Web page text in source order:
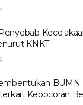
KNKT
Kebocoran